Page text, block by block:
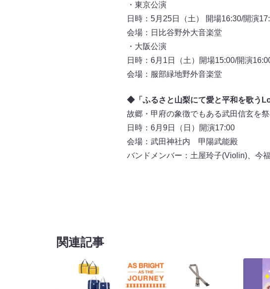
・東京公演
日時：5月25日（土） 開場16:30/開演
会場：日比谷野外大音楽堂
・大阪公演
日時：6月1日（土）開場15:00/開演
会場：服部緑地野外音楽堂
◆「ふるさと山梨にて愛と平和を歌う
故郷・甲府の象徴でもある武田信玄を
日時：6月9日（日）開演17:00
会場：武田神社内 甲陽武能殿
バンドメンバー：土屋玲子(Violin)、今
関連記事